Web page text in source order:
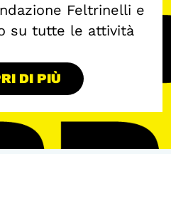
Feltrinelli e
su tutte le attività
DI PIÙ